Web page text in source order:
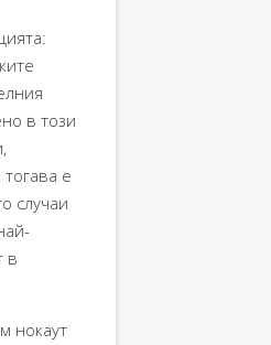
в този
е
случаи
в
нокаут